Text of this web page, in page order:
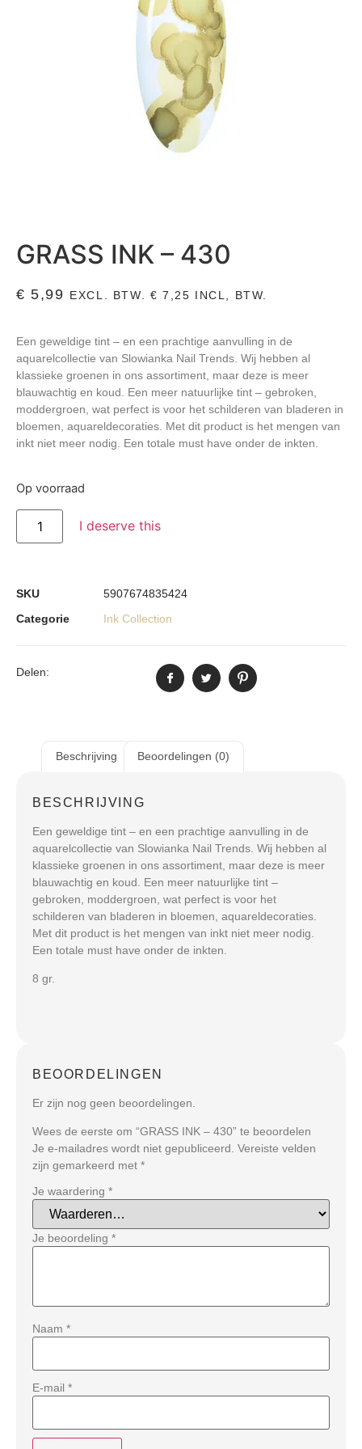
GRASS INK – 430
€ 5,99 EXCL. BTW. € 7,25 INCL, BTW.
Een geweldige tint – en een prachtige aanvulling in de
aquarelcollectie van Slowianka Nail Trends. Wij hebben al
klassieke groenen in ons assortiment, maar deze is meer
blauwachtig en koud. Een meer natuurlijke tint – gebroken,
moddergroen, wat perfect is voor het schilderen van bladeren in
bloemen, aquareldecoraties. Met dit product is het mengen van
inkt niet meer nodig. Een totale must have onder de inkten.
Op voorraad
I deserve this
SKU
5907674835424
Categorie
Ink Collection
Delen:
Beschrijving Beoordelingen (0)
BESCHRIJVING
Een geweldige tint – en een prachtige aanvulling in de
aquarelcollectie van Slowianka Nail Trends. Wij hebben al
klassieke groenen in ons assortiment, maar deze is meer
blauwachtig en koud. Een meer natuurlijke tint –
gebroken, moddergroen, wat perfect is voor het
schilderen van bladeren in bloemen, aquareldecoraties.
Met dit product is het mengen van inkt niet meer nodig.
Een totale must have onder de inkten.
8 gr.
BEOORDELINGEN
Er zijn nog geen beoordelingen.
Wees de eerste om “GRASS INK – 430” te beoordelen
Je e-mailadres wordt niet gepubliceerd. Vereiste velden
zijn gemarkeerd met *
Je waardering *
Je beoordeling *
Naam *
E-mail *